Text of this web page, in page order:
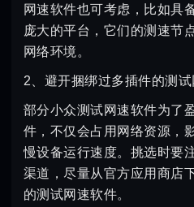
网速软件也可考虑，比如具
庞大的平台，它们的测速节
网络环境。
2、避开捆绑过多插件的测
部分小众测试网速软件为了
件，不仅会占用网络资源，
慢设备运行速度。挑选时要
渠道，尽量从官方应用商店
的测试网速软件。